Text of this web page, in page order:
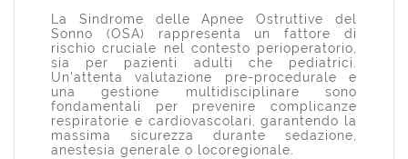
La Sindrome delle Apnee Ostruttive del
Sonno (OSA) rappresenta un fattore di
rischio cruciale nel contesto perioperatorio,
sia per pazienti adulti che pediatrici.
Un'attenta valutazione pre-procedurale e
una gestione multidisciplinare sono
fondamentali per prevenire complicanze
respiratorie e cardiovascolari, garantendo la
massima sicurezza durante sedazione,
anestesia generale o locoregionale.